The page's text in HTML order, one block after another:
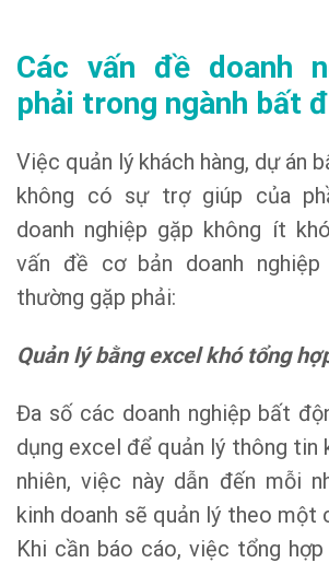
Các vấn đề doanh
phải trong ngành bất
Việc quản lý khách hàng, dự án
không có sự trợ giúp của
doanh nghiệp gặp không ít
vấn đề cơ bản doanh
thường gặp phải:
Quản lý bằng excel khó tổng
Đa số các doanh nghiệp bất
dụng excel để quản lý thông tin
nhiên, việc này dẫn đến mỗi
kinh doanh sẽ quản lý theo một
Khi cần báo cáo, việc tổng